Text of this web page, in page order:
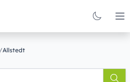
/Allstedt